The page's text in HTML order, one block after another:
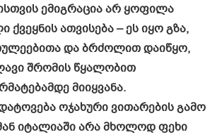
ემიგრაცია არ ყოფილა
ათვისება – ეს იყო გზა,
და ბრძოლით დაიწყო,
შრომის წყალობით
მიიყვანა.
ოჯახური ვითარების გამო
იტალიაში არა მხოლოდ ფეხი